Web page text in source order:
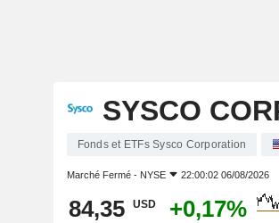
SYSCO
Fonds et ETFs Sysco Corporation
Marché Fermé - NYSE 22:00:02 06/08/2026
84,35 USD +0,17%